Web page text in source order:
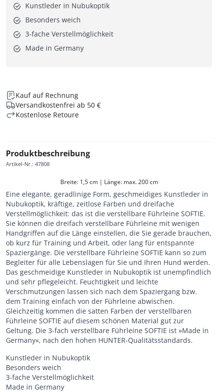
Kunstleder in Nubukoptik
Besonders weich
3-fache Verstellmöglichkeit
Made in Germany
Kauf auf Rechnung
Versandkostenfrei ab 50 €
Kostenlose Retoure
Produktbeschreibung
Artikel-Nr.: 47808
Breite: 1,5 cm | Länge: max. 200 cm
Eine elegante, geradlinige Form, geschmeidiges Kunstleder in
Nubukoptik, kräftige, zeitlose Farben und dreifache
Verstellmöglichkeit: das ist die verstellbare Führleine SOFTIE.
Sie können die dreifach verstellbare Führleine mit wenigen
Handgriffen auf die Länge einstellen, die Sie gerade brauchen,
ob kurz für Training und Arbeit, oder lang für entspannte
Spaziergänge. Die verstellbare Führleine SOFTIE kann so zum
Begleiter für alle Lebenslagen für Sie und Ihren Hund werden.
Das geschmeidige Kunstleder in Nubukoptik ist unempfindlich
und sehr pflegeleicht. Feuchtigkeit und leichte
Verschmutzungen lassen sich nach dem Spaziergang bzw.
dem Training einfach von der Führleine abwischen.
Gleichzeitig kommen die satten Farben der verstellbaren
Führleine SOFTIE auf diesem schönen Material gut zur
Geltung. Die 3-fach verstellbare Führleine SOFTIE ist »Made in
Germany«, nach den hohen HUNTER-Qualitätsstandards.
Kunstleder in Nubukoptik
Besonders weich
3-fache Verstellmöglichkeit
Made in Germany